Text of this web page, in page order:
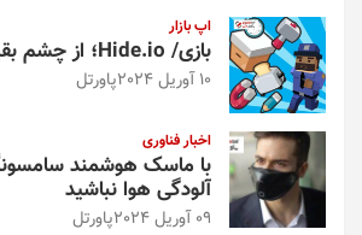
اپ بازار
بازی/ Hide.io؛ از چشم بقیه پنهان شوید
10 آوریل 2024 پاورتل
اخبار فناوری
با ماسک هوشمند
آلودگی هوا نباشید
09 آوریل 2024 پاورتل